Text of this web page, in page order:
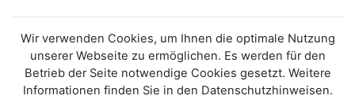
Wir verwenden Cookies, um Ihnen die optimale Nutzung
unserer Webseite zu ermöglichen. Es werden für den
Betrieb der Seite notwendige Cookies gesetzt. Weitere
Informationen finden Sie in den Datenschutzhinweisen.